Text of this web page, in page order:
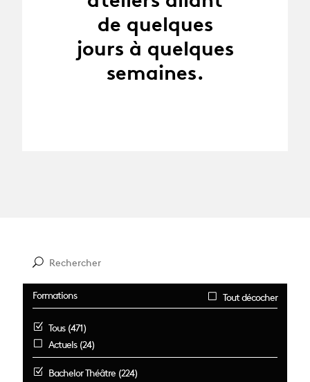
de quelques
jours à quelques
semaines.
Formations Tout décocher
Tous (471)
Actuels (24)
Bachelor Théâtre (224)